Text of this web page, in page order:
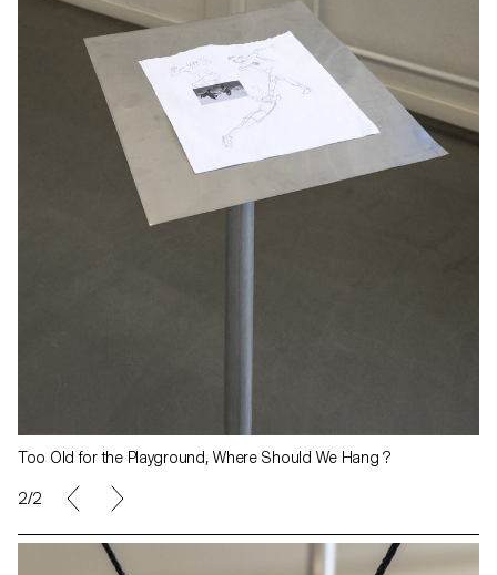
Too Old for the Playground, Where Should We Hang ?
2/2